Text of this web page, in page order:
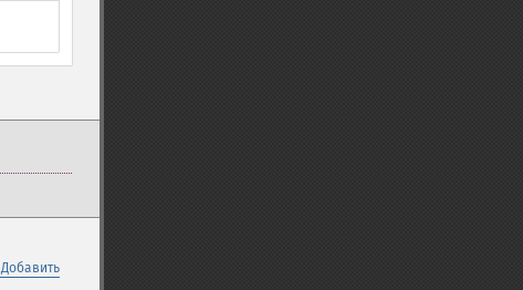
Добавить